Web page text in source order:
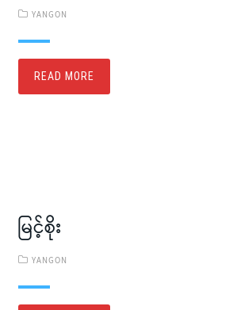
YANGON
READ MORE
မြင့်စိုး
YANGON